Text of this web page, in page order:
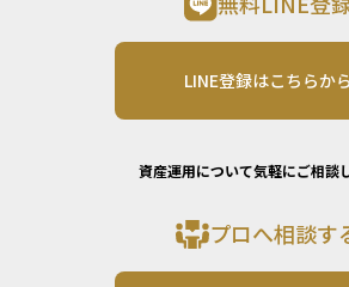
LINE登録はこちらから
資産運用について気軽にご相談
プロへ相談す